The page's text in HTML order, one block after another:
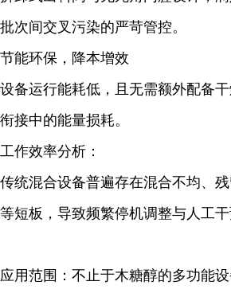
批次间交叉污染的严苛管控。
节能环保，降本增效
设备运行能耗低，且无需额外配备
衔接中的能量损耗。
工作效率分析：
传统混合设备普遍存在混合不均、
等短板，导致频繁停机调整与人工干
应用范围：不止于木糖醇的多功能